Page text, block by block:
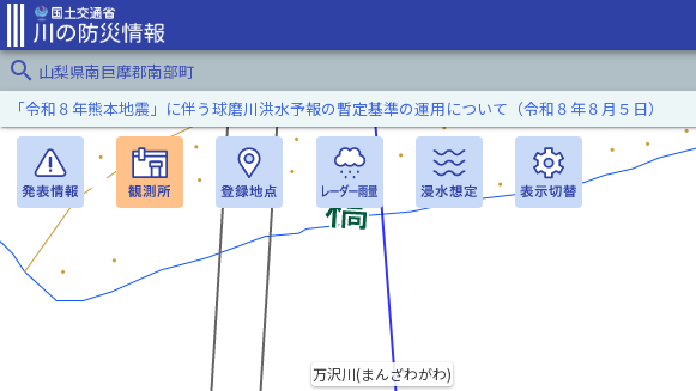
search 山梨県南巨摩郡南部町
万沢川(まんざわがわ)
「令和８年熊本地震」に伴う球磨川洪水予報の暫定基準の運用について（令和８年８月５日）